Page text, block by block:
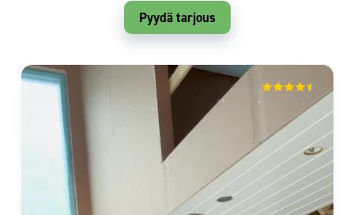
Pyydä tarjous